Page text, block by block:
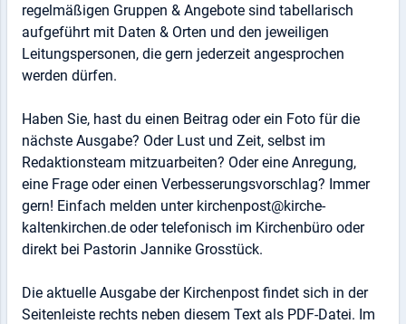
regelmäßigen Gruppen & Angebote sind tabellarisch
aufgeführt mit Daten & Orten und den jeweiligen
Leitungspersonen, die gern jederzeit angesprochen
werden dürfen.
Haben Sie, hast du einen Beitrag oder ein Foto für die
nächste Ausgabe? Oder Lust und Zeit, selbst im
Redaktionsteam mitzuarbeiten? Oder eine Anregung,
eine Frage oder einen Verbesserungsvorschlag? Immer
gern! Einfach melden unter kirchenpost@kirche-
kaltenkirchen.de oder telefonisch im Kirchenbüro oder
direkt bei Pastorin Jannike Grosstück.
Die aktuelle Ausgabe der Kirchenpost findet sich in der
Seitenleiste rechts neben diesem Text als PDF-Datei. Im